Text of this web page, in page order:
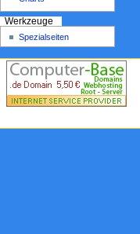
Werkzeuge
Spezialseiten